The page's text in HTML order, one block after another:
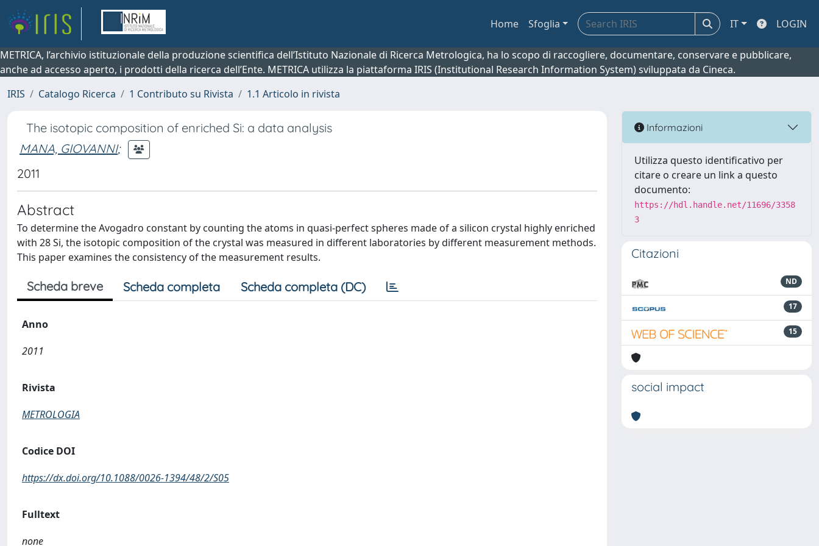
Home Sfoglia IT LOGIN
METRICA, l’archivio istituzionale della produzione scientifica dell’Istituto Nazionale di Ricerca Metrologica, ha lo scopo di raccogliere, documentare, conservare e pubblicare,
anche ad accesso aperto, i prodotti della ricerca dell’Ente. METRICA utilizza la piattaforma IRIS (Institutional Research Information System) sviluppata da Cineca.
IRIS
Catalogo Ricerca 1 Contributo su Rivista 1.1 Articolo in rivista
The isotopic composition of enriched Si: a data analysis
MANA, GIOVANNI;
2011
Abstract
To determine the Avogadro constant by counting the atoms in quasi-perfect spheres made of a silicon crystal highly enriched
with 28 Si, the isotopic composition of the crystal was measured in different laboratories by different measurement methods.
This paper examines the consistency of the measurement results.
Scheda breve Scheda completa Scheda completa (DC)
Anno
2011
Rivista
METROLOGIA
Codice DOI
https://dx.doi.org/10.1088/0026-1394/48/2/S05
Fulltext
none
Informazioni
Utilizza questo identificativo per
citare o creare un link a questo
documento:
https://hdl.handle.net/11696/3358
3
Citazioni
ND
17
15
social impact